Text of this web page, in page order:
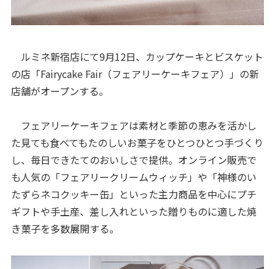
ルミネ新宿店にて9月12日、カップケーキとビスケット
の店「Fairycake Fair（フェアリーケーキフェア）」の新
店舗がオープンする。
フェアリーケーキフェアは素材と季節の恵みを活かし
た見ても食べてもたのしいお菓子をひとつひとつ手づくり
し、毎日できたてのおいしさで提供。オンライン販売で
も人気の「フェアリークリームウィッチ」や「神様のい
たずらネコクッキー缶」といった主力商品を中心にプチ
ギフトや手土産、差し入れといった贈りものに適した焼
き菓子を多数展開する。